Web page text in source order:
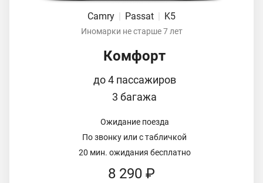
Camry Passat K5
Иномарки не старше 7 лет
Комфорт
до 4 пассажиров
3 багажа
Ожидание поезда
По звонку или с табличкой
20 мин. ожидания бесплатно
8 290 ₽